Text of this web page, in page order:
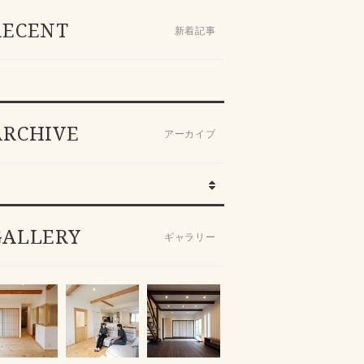
新着記事
アーカイブ
ギャラリー